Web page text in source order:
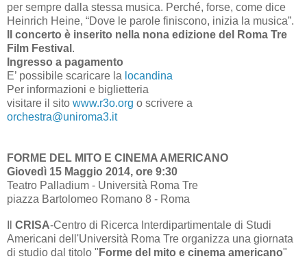
per sempre dalla stessa musica. Perché, forse, come dice
Heinrich Heine, “Dove le parole finiscono, inizia la musica”.
Il concerto è inserito nella nona edizione del Roma Tre
Film Festival .
Ingresso a pagamento
E’ possibile scaricare la locandina
Per informazioni e biglietteria
visitare il sito www.r3o.org o scrivere a
orchestra@uniroma3.it
FORME DEL MITO E CINEMA AMERICANO
Giovedì 15 Maggio 2014, ore 9:30
Teatro Palladium - Università Roma Tre
piazza Bartolomeo Romano 8 - Roma
CRISA-Centro di Ricerca Interdipartimentale di Studi
Americani dell'Università Roma Tre organizza una giornata
di studio dal titolo " Forme del mito e cinema americano"